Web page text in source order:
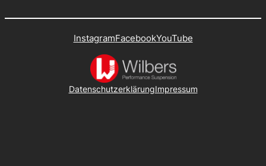
InstagramFacebookYouTube
DatenschutzerklärungImpressum